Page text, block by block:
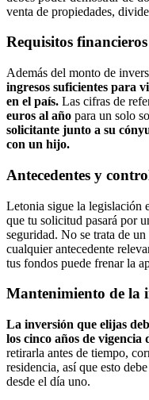
venta de propiedades,
Requisitos financieros
Además del monto de
ingresos suficientes para
en el país. Las cifras de
euros al año para un solo
solicitante junto a su
con un hijo.
Antecedentes y
Letonia sigue la legislación
que tu solicitud pasará por
seguridad. No se trata de
cualquier antecedente
tus fondos puede frenar la
Mantenimiento de la
La inversión que elijas
los cinco años de vigencia
retirarla antes de tiempo,
residencia, así que esto
desde el día uno.